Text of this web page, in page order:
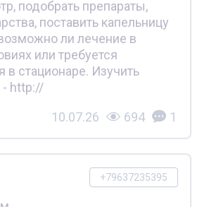
подобрать препараты,
поставить капельницу
ли лечение в
или требуется
в стационаре. Изучить
- http://
10.07.26 694 1
+79637235395